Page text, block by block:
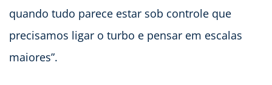
quando tudo parece estar sob controle que
precisamos ligar o turbo e pensar em escalas
maiores”.